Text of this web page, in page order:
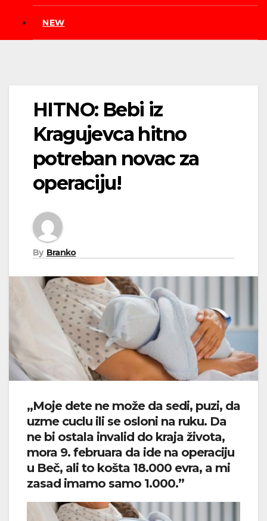
NEW
HITNO: Bebi iz
Kragujevca hitno
potreban novac za
operaciju!
By Branko
„Moje dete ne može da sedi, puzi, da
uzme cuclu ili se osloni na ruku. Da
ne bi ostala invalid do kraja života,
mora 9. februara da ide na operaciju
u Beč, ali to košta 18.000 evra, a mi
zasad imamo samo 1.000.”